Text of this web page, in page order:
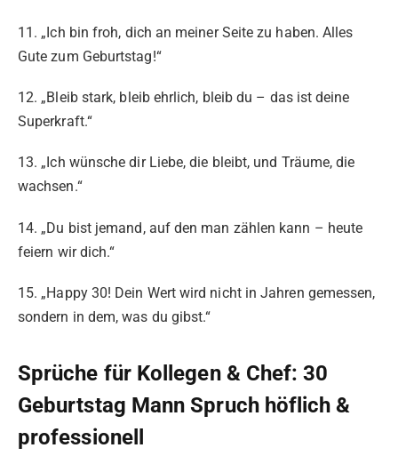
11. „Ich bin froh, dich an meiner Seite zu haben. Alles
Gute zum Geburtstag!“
12. „Bleib stark, bleib ehrlich, bleib du – das ist deine
Superkraft.“
13. „Ich wünsche dir Liebe, die bleibt, und Träume, die
wachsen.“
14. „Du bist jemand, auf den man zählen kann – heute
feiern wir dich.“
15. „Happy 30! Dein Wert wird nicht in Jahren gemessen,
sondern in dem, was du gibst.“
Sprüche für Kollegen & Chef: 30
Geburtstag Mann Spruch höflich &
professionell